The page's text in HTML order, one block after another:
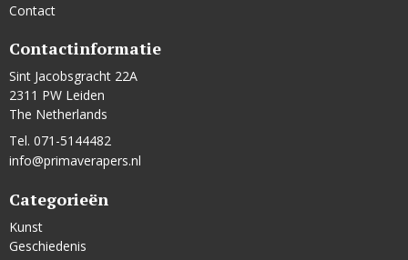
Contact
Contactinformatie
Sint Jacobsgracht 22A
2311 PW Leiden
The Netherlands
Tel. 071-5144482
info@primaverapers.nl
Categorieën
Kunst
Geschiedenis